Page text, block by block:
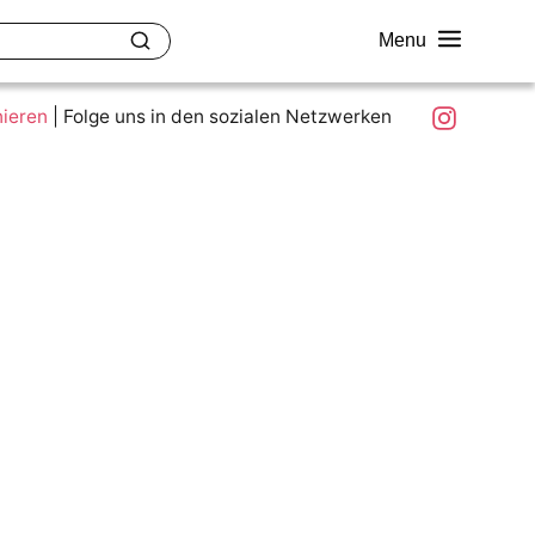
Menu
Was ist colour.education?
Ziele und Mitmachen
Folge uns in den sozialen Netzwerken Instagram